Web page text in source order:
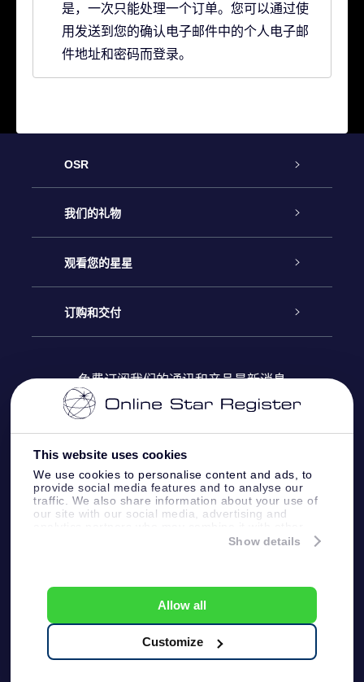
This website uses cookies
We use cookies to personalise content and ads, to
provide social media features and to analyse our
traffic. We also share information about your use of
our site with our social media, advertising and
information that you’ve provided to them or that
Show details
Allow all
Customize
是，一次只能处理一个订单。您可以通过使
用发送到您的确认电子邮件中的个人电子邮
件地址和密码而登录。
OSR
客户服务
联系我们
博客
评论
我们的礼物
Online Star礼物
OSR 礼物包
OSR 礼物卡
公司礼品
观看您的星星
Online Star Register
个性化的Star Page
One Million Stars
OSR Starsaver
订购和交付
付款信息
配送信息
退货政策&撤销权
免费订阅我们的通讯和产品最新消息
客户服务:help@osr.org
KVK: 60333553, VAT: NL 8538.62.722B01
One Million Stars
一般条款和条件
隐私政策和免责声明